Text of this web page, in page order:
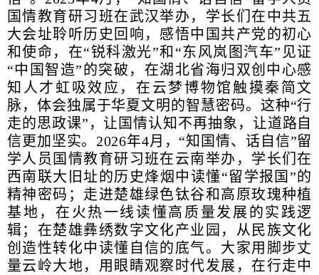
国情教育研习班在武汉举办，学长们在中共五
大会址聆听历史回响，感悟中国共产党的初心
和使命，在“锐科激光”和“东风岚图汽车”见证
“中国智造”的突破，在湖北省海归双创中心感
知人才虹吸效应，在云梦博物馆触摸秦简文
脉，体会独属于华夏文明的智慧密码。这种“行
走的思政课”，让国情认知不再抽象，让道路自
信更加坚实。2026年4月，“知国情、话自信”留
学人员国情教育研习班在云南举办，学长们在
西南联大旧址的历史烽烟中读懂“留学报国”的
精神密码；走进楚雄绿色钛谷和高原玫瑰种植
基地，在火热一线读懂高质量发展的实践逻
辑；在楚雄彝绣数字文化产业园，从民族文化
创造性转化中读懂自信的底气。大家用脚步丈
量云岭大地，用眼睛观察时代发展，在行走中